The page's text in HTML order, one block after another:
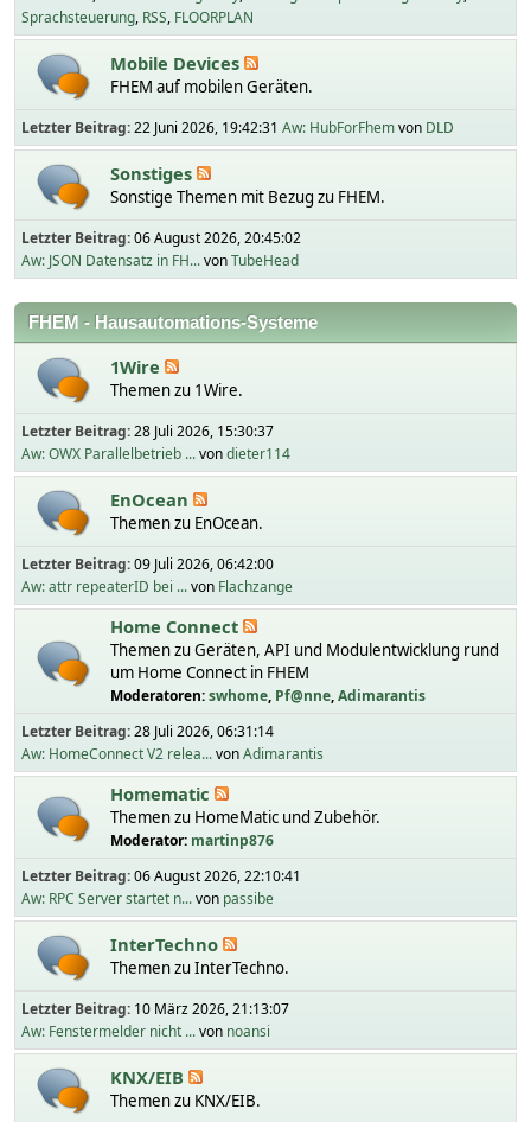
Sprachsteuerung RSS FLOORPLAN
Mobile Devices
FHEM auf mobilen Geräten.
Letzter Beitrag:22 Juni 2026, 19:42:31 Aw: HubForFhemvon DLD
Sonstiges
Sonstige Themen mit Bezug zu FHEM.
Letzter Beitrag:06 August 2026, 20:45:02
Aw: JSON Datensatz in FH...vonTubeHead
FHEM - Hausautomations-Systeme
1Wire
Themen zu 1Wire.
Letzter Beitrag:28 Juli 2026, 15:30:37
Aw: OWX Parallelbetrieb ...vondieter114
EnOcean
Themen zu EnOcean.
Letzter Beitrag:09 Juli 2026, 06:42:00
Aw: attr repeaterID bei ...von Flachzange
Home Connect
Themen zu Geräten, API und Modulentwicklung rund
um Home Connect in FHEM
Moderatoren:swhome, Pf@nne,Adimarantis
Letzter Beitrag:28 Juli 2026, 06:31:14
Aw: HomeConnect V2 relea...vonAdimarantis
Homematic
Themen zu HomeMatic und Zubehör.
Moderator: martinp876
Letzter Beitrag:06 August 2026, 22:10:41
Aw: RPC Server startet n...von passibe
InterTechno
Themen zu InterTechno.
Letzter Beitrag: 10 März 2026, 21:13:07
Aw: Fenstermelder nicht ...von noansi
KNX/EIB
Themen zu KNX/EIB.